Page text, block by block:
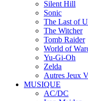
Silent Hill
Sonic
The Last of
The Witcher
Tomb Raider
World of
Yu-Gi-Oh
Zelda
Autres Jeux
MUSIQUE
AC/DC